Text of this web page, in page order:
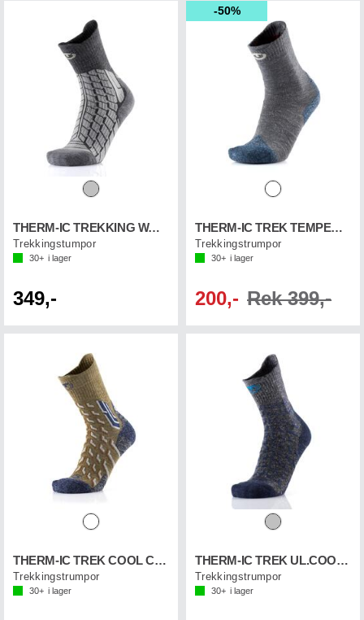
THERM-IC TREKKING WARM UNISEX
Trekkingstumpor
30+ i lager
349,-
50%
THERM-IC TREK TEMPERATE
Trekkingstrumpor
30+ i lager
200,- Rek 399,-
THERM-IC TREK COOL CREW
Trekkingstrumpor
30+ i lager
THERM-IC TREK UL.COOL LN CREW
Trekkingstrumpor
30+ i lager